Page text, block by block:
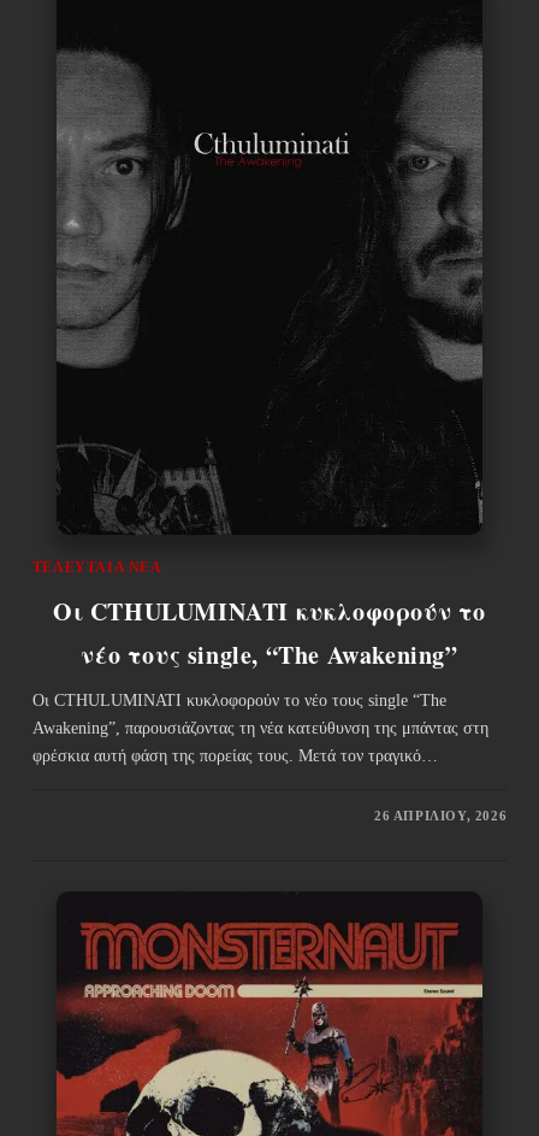
ΤΕΛΕΥΤΑΊΑ ΝΈΑ
Οι CTHULUMINATI κυκλοφορούν το
νέο τους single, “The Awakening”
Οι CTHULUMINATI κυκλοφορούν το νέο τους single “The
Awakening”, παρουσιάζοντας τη νέα κατεύθυνση της μπάντας στη
φρέσκια αυτή φάση της πορείας τους. Μετά τον τραγικό…
26 ΑΠΡΙΛΊΟΥ, 2026